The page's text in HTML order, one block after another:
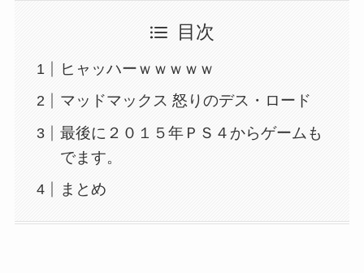
目次
ヒャッハーｗｗｗｗｗ
マッドマックス 怒りのデス・ロード
最後に２０１５年ＰＳ４からゲームも
でます。
まとめ